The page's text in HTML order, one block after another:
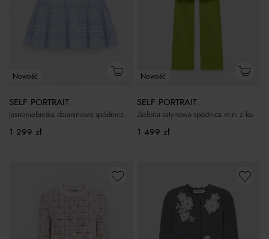
Nowość
SELF PORTRAIT
Jasnoniebieska dzianinowa spódniczka mini w kratkę
1 299 zł
Nowość
SELF PORTRAIT
Zielona satynowa spódnica mini z kokardą
1 499 zł